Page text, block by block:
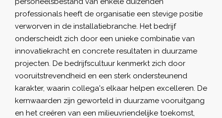
professionals heeft de organisatie een stevige positie
verworven in de installatiebranche. Het bedrijf
onderscheidt zich door een unieke combinatie van
innovatiekracht en concrete resultaten in duurzame
projecten. De bedrijfscultuur kenmerkt zich door
vooruitstrevendheid en een sterk ondersteunend
karakter, waarin collega's elkaar helpen excelleren. De
kernwaarden zijn geworteld in duurzame vooruitgang
en het creëren van een milieuvriendelijke toekomst,